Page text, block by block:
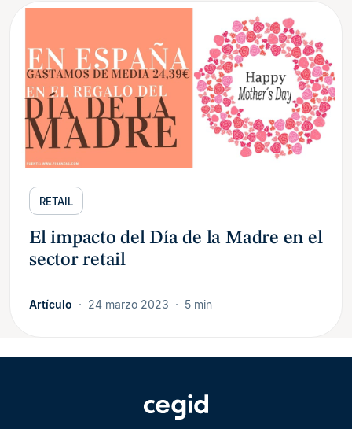
RETAIL
El impacto del Día de la Madre en el
sector retail
Artículo 24 marzo 2023 5 min